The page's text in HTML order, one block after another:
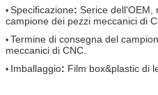
• Specificazione: Serice dell'OEM,
campione dei pezzi meccanici di
• Termine di consegna del
meccanici di CNC.
• Imballaggio: Film box&plastic di